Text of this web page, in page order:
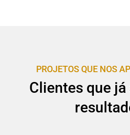
PROJETOS QUE NOS
Clientes que